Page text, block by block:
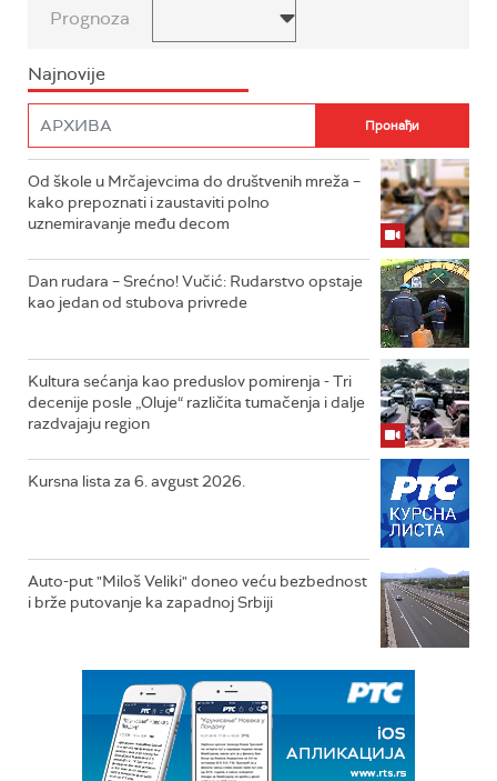
Prognoza
Najnovije
Od škole u Mrčajevcima do društvenih mreža –
kako prepoznati i zaustaviti polno
uznemiravanje među decom
Dan rudara – Srećno! Vučić: Rudarstvo opstaje
kao jedan od stubova privrede
Kultura sećanja kao preduslov pomirenja ­- Tri
decenije posle „Oluje“ različita tumačenja i dalje
razdvajaju region
Kursna lista za 6. avgust 2026.
Auto-put "Miloš Veliki" doneo veću bezbednost
i brže putovanje ka zapadnoj Srbiji